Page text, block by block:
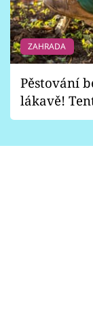
ZAHRADA
Pěstování
lákavě!
vhodný